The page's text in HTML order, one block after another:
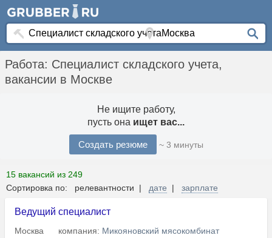
Работа: Специалист складского учета,
вакансии в Москве
Не ищите работу,
пусть она ищет вас...
Создать резюме ~ 3 минуты
15 вакансий из 249
Сортировка по: релевантности | дате | зарплате
Ведущий специалист
Москва компания: Микояновский мясокомбинат